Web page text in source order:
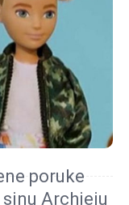
poruke
Archieju